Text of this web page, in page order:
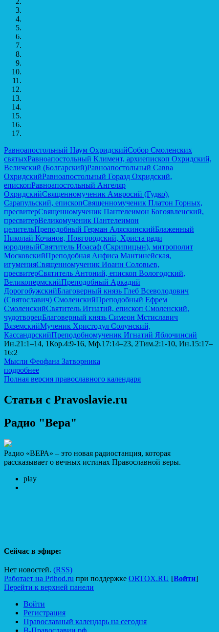
Равноапостольный Наум ОхридскийСобор Смоленских
святыхРавноапостольный Климент, архиепископ Охридский,
Величский (Болгарский)Равноапостольный Савва
ОхридскийРавноапостольный Горазд Охридский,
епископРавноапостольный Ангеляр
ОхридскийСвященномученик Амвросий (Гудко),
Сарапульский, епископСвященномученик Платон Горных,
пресвитерСвященномученик Пантелеимон Богоявленский,
пресвитерВеликомученик Пантелеимон
целительПреподобный Герман АляскинскийБлаженный
Николай Кочанов, Новгородский, Христа ради
юродивыйСвятитель Иоасаф (Скрипицын), митрополит
МосковскийПреподобная Анфиса Мантинейская,
игуменияСвященномученик Иоанн Соловьев,
пресвитерСвятитель Антоний, епископ Вологодский,
ВеликопермскийПреподобный Аркадий
ДорогобужскийБлаговерный князь Глеб Всеволодович
(Святославич) СмоленскийПреподобный Ефрем
СмоленскийСвятитель Игнатий, епископ Смоленский,
чудотворецБлаговерный князь Симеон Мстиславич
ВяземскийМученик Христодул Солунский,
КассандрскийПреподобномученик Игнатий Яблочинсий
Ин.21:1–14, 1Кор.4:9-16, Мф.17:14–23, 2Тим.2:1-10, Ин.15:17–
16:2
Мысли Феофана Затворника
подробнее
Полная версия православного календаря
Статьи с Pravoslavie.ru
Радио "Вера"
Радио «ВЕРА» – это новая радиостанция, которая
рассказывает о вечных истинах Православной веры.
play
Сейчас в эфире:
Нет новостей. (RSS)
Работает на Prihod.ru при поддержке ORTOX.RU [Войти]
Перейти к верхней панели
Войти
Регистрация
Православный календарь на сегодня
В-Православии.рф